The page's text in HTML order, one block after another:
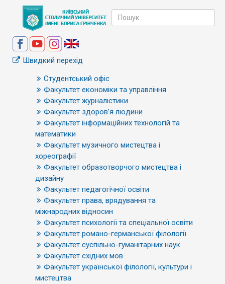
Швидкий перехід
Студентський офіс
Факультет економіки та управління
Факультет журналістики
Факультет здоров’я людини
Факультет інформаційних технологій та
математики
Факультет музичного мистецтва і
хореографії
Факультет образотворчого мистецтва і
дизайну
Факультет педагогічної освіти
Факультет права, врядування та
міжнародних відносин
Факультет психології та спеціальної освіти
Факультет романо-германської філології
Факультет суспільно-гуманітарних наук
Факультет східних мов
Факультет української філології, культури і
мистецтва